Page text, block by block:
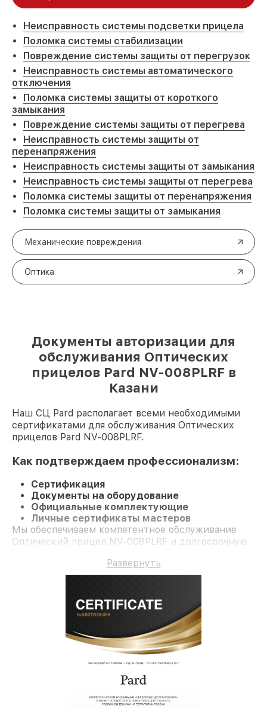
Неисправность системы подсветки прицела
Поломка системы стабилизации
Повреждение системы защиты от перегрузок
Неисправность системы автоматического
отключения
Поломка системы защиты от короткого
замыкания
Повреждение системы защиты от перегрева
Неисправность системы защиты от
перенапряжения
Неисправность системы защиты от замыкания
Неисправность системы защиты от перегрева
Поломка системы защиты от перенапряжения
Поломка системы защиты от замыкания
Механические повреждения
Оптика
Документы авторизации для
обслуживания Оптических
прицелов Pard NV-008PLRF в
Казани
Наш СЦ Pard располагает всеми необходимыми
сертификатами для обслуживания Оптических
прицелов Pard NV-008PLRF.
Как подтверждаем профессионализм:
Сертификация
Документы на оборудование
Официальные комплектующие
Личные сертификаты мастеров
Мы обеспечиваем компетентное обслуживание
Оптический прицел NV-008PLRF и долгосрочную
Развернуть